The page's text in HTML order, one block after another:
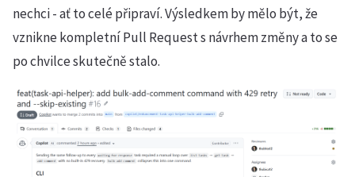
nechci - ať to celé připraví. Výsledkem by mělo být, že
vznikne kompletní Pull Request s návrhem změny a to se
po chvilce skutečně stalo.